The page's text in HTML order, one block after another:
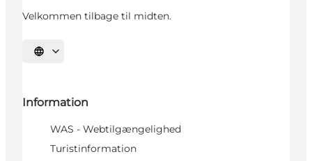
Velkommen tilbage til midten.
Vælg sprog
Information
WAS - Webtilgængelighed
Turistinformation